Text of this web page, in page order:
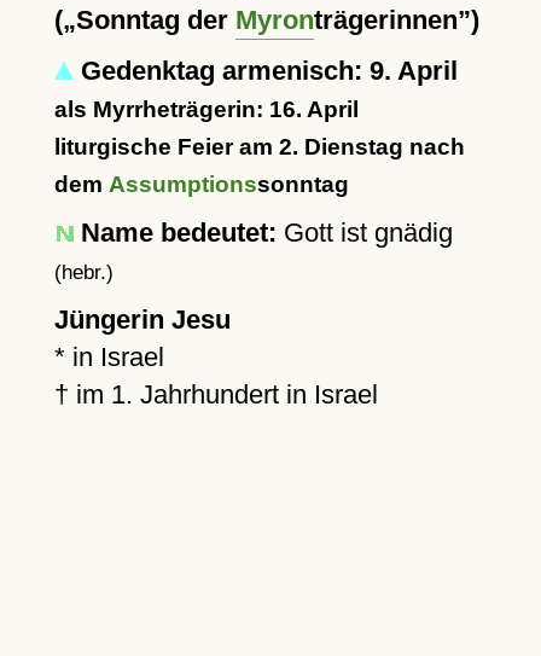
( Sonntag der Myronträgerinnen )
Gedenktag armenisch: 9. April
als Myrrheträgerin: 16. April
liturgische Feier am 2. Dienstag nach
dem Assumptionssonntag
Name bedeutet: Gott ist gnädig
(hebr.)
Jüngerin Jesu
* in Israel
† im 1. Jahrhundert in Israel